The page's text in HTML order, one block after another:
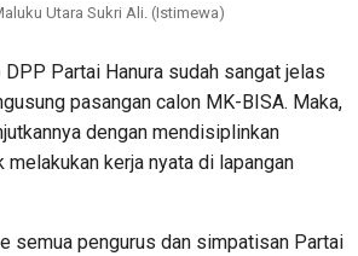
Utara Sukri Ali. (Istimewa)
DPP Partai Hanura sudah sangat jelas
pasangan calon MK-BISA. Maka,
dengan mendisiplinkan
melakukan kerja nyata di lapangan
semua pengurus dan simpatisan Partai